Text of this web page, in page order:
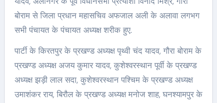
बोराम से जिला प्रधान महासचिव अफजाल अली के अलावा लगभग
सभी पंचायत के पंचायत अध्यक्ष शरीक हुए.
पार्टी के किरतपुर के प्रखण्ड अध्यक्ष पृथ्वी चंद यादव, गौरा बोराम के
प्रखण्ड अध्यक्ष अजय कुमार यादव, कुशेश्वरस्थान पूर्वी के प्रखण्ड
अध्यक्ष झड़ी लाल सदा, कुशेश्वरस्थान पश्चिम के प्रखण्ड अध्यक्ष
उमाशंकर राय, बिरौल के प्रखण्ड अध्यक्ष मनोज शाह, घनश्यामपुर के